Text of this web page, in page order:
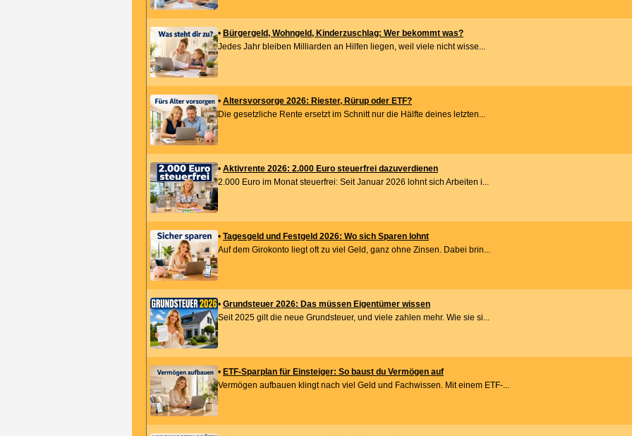
• Bürgergeld, Wohngeld, Kinderzuschlag: Wer bekommt was?
Jedes Jahr bleiben Milliarden an Hilfen liegen, weil viele nicht wisse...
• Altersvorsorge 2026: Riester, Rürup oder ETF?
Die gesetzliche Rente ersetzt im Schnitt nur die Hälfte deines letzten...
• Aktivrente 2026: 2.000 Euro steuerfrei dazuverdienen
2.000 Euro im Monat steuerfrei: Seit Januar 2026 lohnt sich Arbeiten i...
• Tagesgeld und Festgeld 2026: Wo sich Sparen lohnt
Auf dem Girokonto liegt oft zu viel Geld, ganz ohne Zinsen. Dabei brin...
• Grundsteuer 2026: Das müssen Eigentümer wissen
Seit 2025 gilt die neue Grundsteuer, und viele zahlen mehr. Wie sie si...
• ETF-Sparplan für Einsteiger: So baust du Vermögen auf
Vermögen aufbauen klingt nach viel Geld und Fachwissen. Mit einem ETF-...